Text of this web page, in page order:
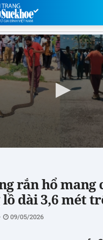
rắn hổ mang
dài 3,6 mét
09/05/2026